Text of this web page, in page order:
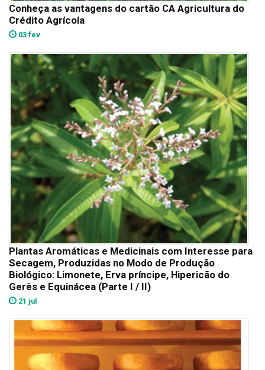
Conheça as vantagens do cartão CA Agricultura do
Crédito Agrícola
03 fev
Plantas Aromáticas e Medicinais com Interesse para
Secagem, Produzidas no Modo de Produção
Biológico: Limonete, Erva príncipe, Hipericão do
Gerês e Equinácea (Parte I / II)
21 jul